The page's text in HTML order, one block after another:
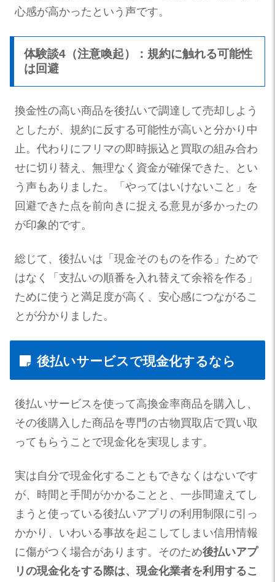
心感が高かったという声です。
体験談4（注意喚起）：規約に触れる可能性
は回避
換金性の高い商品を後払いで調達して売却しよう
としたが、規約に反する可能性が高いと分かり中
止。代わりにフリマの即時振込と買取の組み合わ
せに切り替え、無理なく資金が確保できた、とい
う声もありました。「やってはいけないこと」を
回避できた点を前向きに捉える意見が多かったの
が印象的です。
総じて、後払いは「現金そのものを作る」ためで
はなく「支払いの順番を入れ替えて余裕を作る」
ために使うと満足度が高く、安心感につながるこ
とが分かりました。
後払いサービスで現金化するなら
後払いサービスを使って高換金率商品を購入し、
その後購入した商品を専門の古物買取店で買い取
ってもらうことで現金化を実現します。
実は自分で現金化することもできなくはないです
が、時間と手間がかかることと、一歩間違えてし
まうと使っている後払いアプリの利用制限に引っ
かかり、いわいる事故を起こしてしまい信用情報
に傷がつく場合があります。そのため後払いアプ
リの現金化をする際は、現金化業者を利用するこ